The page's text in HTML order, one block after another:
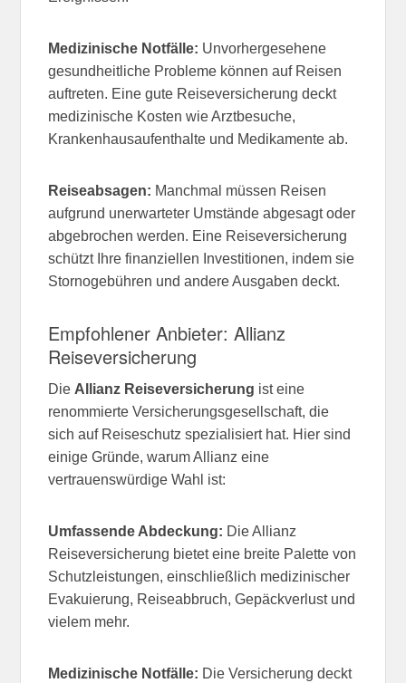
Medizinische Notfälle: Unvorhergesehene
gesundheitliche Probleme können auf Reisen
auftreten. Eine gute Reiseversicherung deckt
medizinische Kosten wie Arztbesuche,
Krankenhausaufenthalte und Medikamente ab.
Reiseabsagen: Manchmal müssen Reisen
aufgrund unerwarteter Umstände abgesagt oder
abgebrochen werden. Eine Reiseversicherung
schützt Ihre finanziellen Investitionen, indem sie
Stornogebühren und andere Ausgaben deckt.
Empfohlener Anbieter: Allianz
Reiseversicherung
Die Allianz Reiseversicherung ist eine
renommierte Versicherungsgesellschaft, die
sich auf Reiseschutz spezialisiert hat. Hier sind
einige Gründe, warum Allianz eine
vertrauenswürdige Wahl ist:
Umfassende Abdeckung: Die Allianz
Reiseversicherung bietet eine breite Palette von
Schutzleistungen, einschließlich medizinischer
Evakuierung, Reiseabbruch, Gepäckverlust und
vielem mehr.
Medizinische Notfälle: Die Versicherung deckt